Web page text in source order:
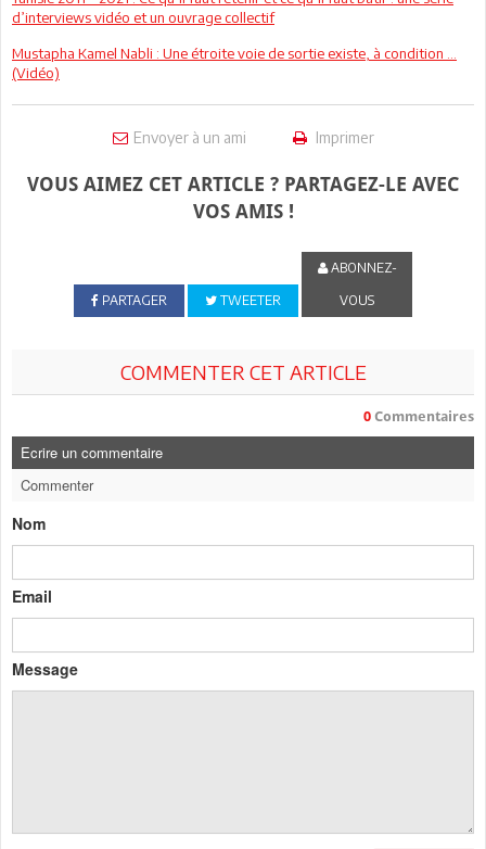
d’interviews vidéo et un ouvrage collectif
Mustapha Kamel Nabli : Une étroite voie de sortie existe, à condition ...
(Vidéo)
Envoyer à un ami Imprimer
VOUS AIMEZ CET ARTICLE ? PARTAGEZ-LE AVEC
VOS AMIS !
PARTAGER TWEETER
ABONNEZ-
VOUS
COMMENTER CET ARTICLE
0 Commentaires
Ecrire un commentaire
Commenter
Nom
Email
Message